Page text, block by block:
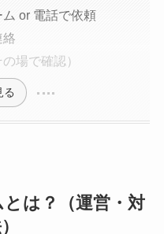
or 電話で依頼
場で確認）
る
は？（運営・対